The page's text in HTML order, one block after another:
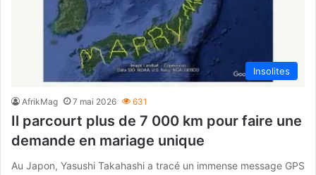
Insolites
AfrikMag 7 mai 2026 631
Il parcourt plus de 7 000 km pour faire une
demande en mariage unique
Au Japon, Yasushi Takahashi a tracé un immense message GPS